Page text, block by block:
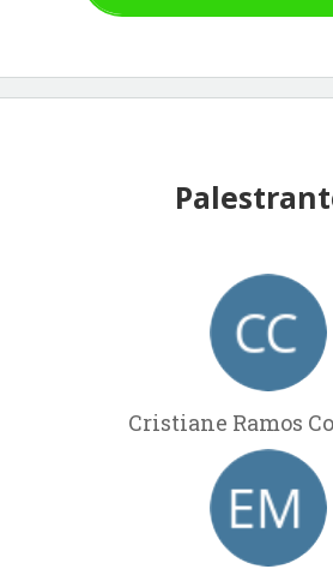
Cristiane Ramos